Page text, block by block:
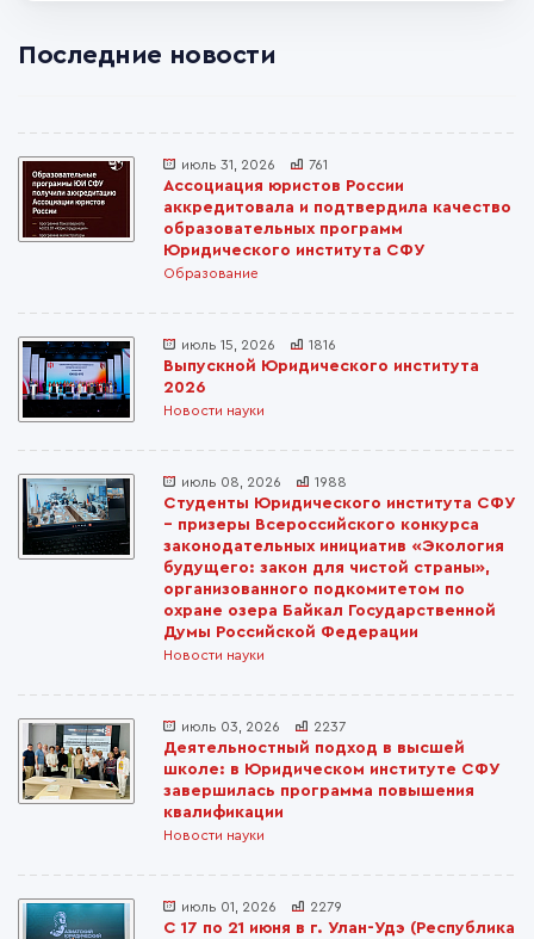
Последние новости
июль 31, 2026 761
Ассоциация юристов России
аккредитовала и подтвердила качество
образовательных программ
Юридического института СФУ
Образование
июль 15, 2026 1816
Выпускной Юридического института
2026
Новости науки
июль 08, 2026 1988
Студенты Юридического института СФУ
– призеры Всероссийского конкурса
законодательных инициатив «Экология
будущего: закон для чистой страны»,
организованного подкомитетом по
охране озера Байкал Государственной
Думы Российской Федерации
Новости науки
июль 03, 2026 2237
Деятельностный подход в высшей
школе: в Юридическом институте СФУ
завершилась программа повышения
квалификации
Новости науки
июль 01, 2026 2279
С 17 по 21 июня в г. Улан-Удэ (Республика